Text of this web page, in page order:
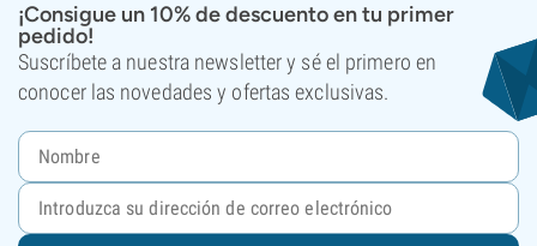
¡Consigue un 10% de descuento en tu primer
pedido!
Suscríbete a nuestra newsletter y sé el primero en
conocer las novedades y ofertas exclusivas.